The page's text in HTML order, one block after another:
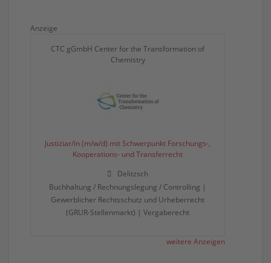
Anzeige
CTC gGmbH Center for the Transformation of
Chemistry
Justiziar/in (m/w/d) mit Schwerpunkt Forschungs-,
Kooperations- und Transferrecht
Delitzsch
Buchhaltung / Rechnungslegung / Controlling |
Gewerblicher Rechtsschutz und Urheberrecht
(GRUR-Stellenmarkt) | Vergaberecht
weitere Anzeigen